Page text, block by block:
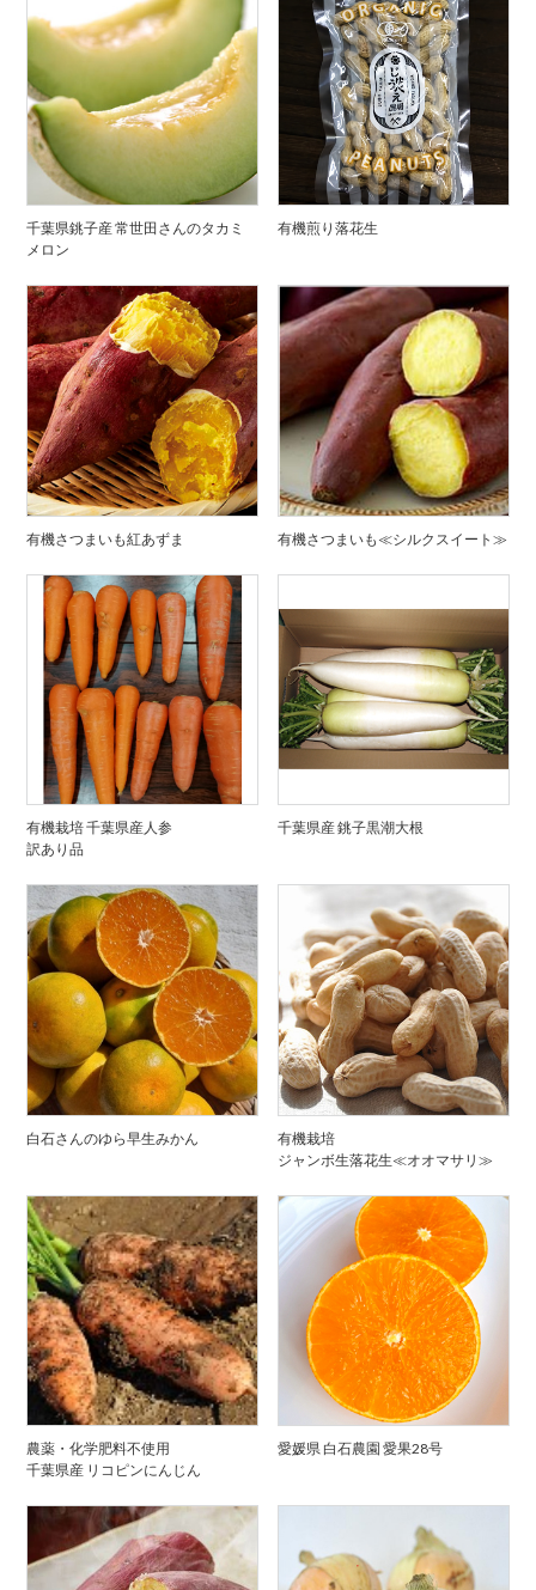
千葉県銚子産 常世田さんのタカミ
メロン
有機煎り落花生
有機さつまいも紅あずま 有機さつまいも≪シルクスイート≫
有機栽培 千葉県産人参
訳あり品
千葉県産 銚子黒潮大根
白石さんのゆら早生みかん
有機栽培
ジャンボ生落花生≪オオマサリ≫
農薬・化学肥料不使用
千葉県産 リコピンにんじん
愛媛県 白石農園 愛果28号